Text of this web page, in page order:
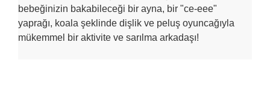
bebeğinizin bakabileceği bir ayna, bir "ce-eee"
yaprağı, koala şeklinde dişlik ve peluş oyuncağıyla
mükemmel bir aktivite ve sarılma arkadaşı!